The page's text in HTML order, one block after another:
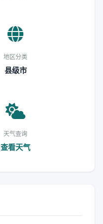
地区分类
县级市
天气查询
查看天气